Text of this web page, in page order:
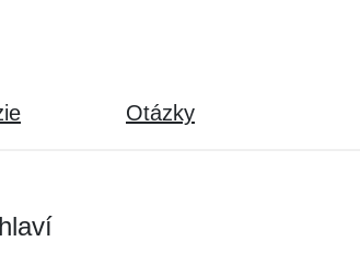
Otázky